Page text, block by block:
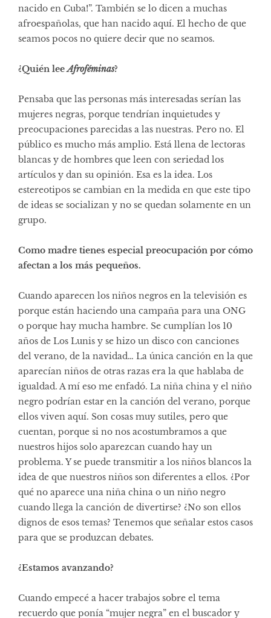
nacido en Cuba!”. También se lo dicen a muchas
afroespañolas, que han nacido aquí. El hecho de que
seamos pocos no quiere decir que no seamos.
¿Quién leeAfroféminas?
Pensaba que las personas más interesadas serían las
mujeres negras, porque tendrían inquietudes y
preocupaciones parecidas a las nuestras. Pero no. El
público es mucho más amplio. Está llena de lectoras
blancas y de hombres que leen con seriedad los
artículos y dan su opinión. Esa es la idea. Los
estereotipos se cambian en la medida en que este tipo
de ideas se socializan y no se quedan solamente en un
grupo.
Como madre tienes especial preocupación por cómo
afectan a los más pequeños.
Cuando aparecen los niños negros en la televisión es
porque están haciendo una campaña para una ONG
o porque hay mucha hambre. Se cumplían los 10
años de Los Lunis y se hizo un disco con canciones
del verano, de la navidad… La única canción en la que
aparecían niños de otras razas era la que hablaba de
igualdad. A mí eso me enfadó. La niña china y el niño
negro podrían estar en la canción del verano, porque
ellos viven aquí. Son cosas muy sutiles, pero que
cuentan, porque si no nos acostumbramos a que
nuestros hijos solo aparezcan cuando hay un
problema. Y se puede transmitir a los niños blancos la
idea de que nuestros niños son diferentes a ellos. ¿Por
qué no aparece una niña china o un niño negro
cuando llega la canción de divertirse? ¿No son ellos
dignos de esos temas? Tenemos que señalar estos casos
para que se produzcan debates.
¿Estamos avanzando?
Cuando empecé a hacer trabajos sobre el tema
recuerdo que ponía “mujer negra” en el buscador y